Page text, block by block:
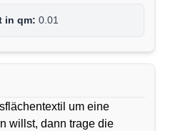
in qm: 0.01
um eine
willst, dann trage die